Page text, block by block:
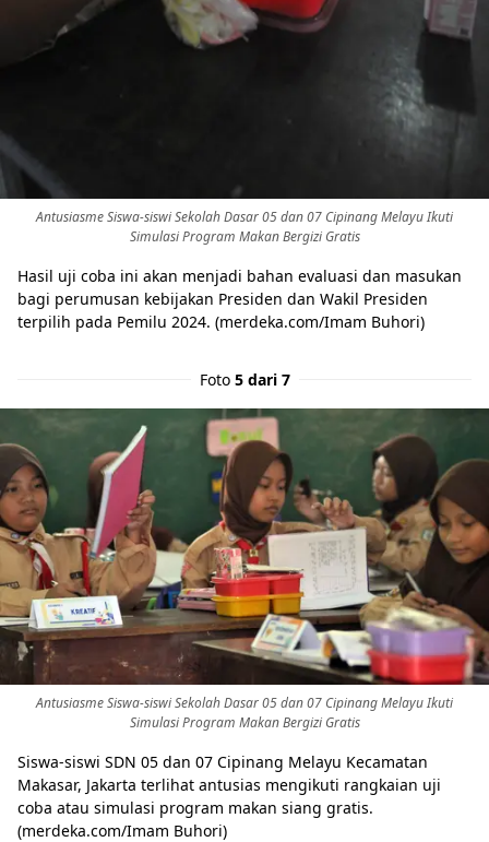
Antusiasme Siswa-siswi Sekolah Dasar 05 dan 07 Cipinang Melayu Ikuti
Simulasi Program Makan Bergizi Gratis
Hasil uji coba ini akan menjadi bahan evaluasi dan masukan
bagi perumusan kebijakan Presiden dan Wakil Presiden
terpilih pada Pemilu 2024. (merdeka.com/Imam Buhori)
Foto 5 dari 7
Antusiasme Siswa-siswi Sekolah Dasar 05 dan 07 Cipinang Melayu Ikuti
Simulasi Program Makan Bergizi Gratis
Siswa-siswi SDN 05 dan 07 Cipinang Melayu Kecamatan
Makasar, Jakarta terlihat antusias mengikuti rangkaian uji
coba atau simulasi program makan siang gratis.
(merdeka.com/Imam Buhori)